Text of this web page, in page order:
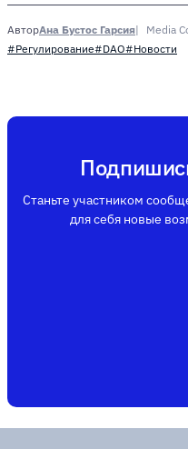
АвторАна Бустос Гарсия
Media
#Регулирование#DAO#Новости
Станьте участником
для себя новые